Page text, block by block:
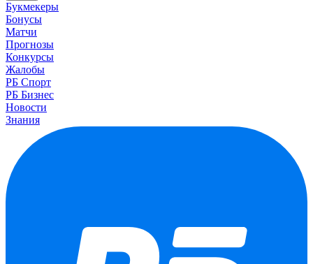
Букмекеры
Бонусы
Матчи
Прогнозы
Конкурсы
Жалобы
РБ Спорт
РБ Бизнес
Новости
Знания